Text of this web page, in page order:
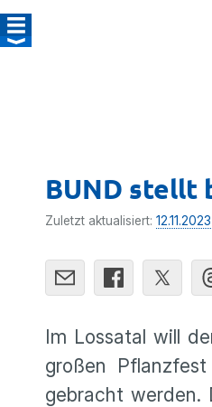
BUND stellt
Zuletzt aktualisiert: 12.11.2023
Im Lossatal will
großen
gebracht werden.